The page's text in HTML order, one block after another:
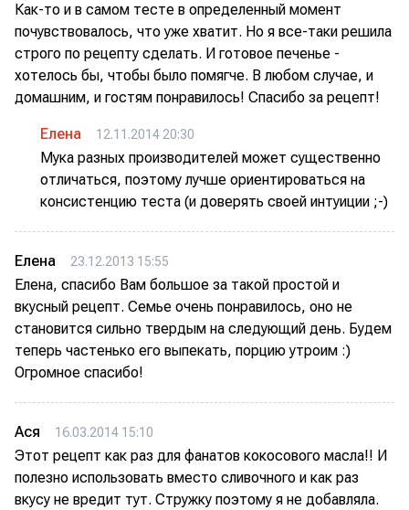
Как-то и в самом тесте в определенный момент
почувствовалось, что уже хватит. Но я все-таки решила
строго по рецепту сделать. И готовое печенье -
хотелось бы, чтобы было помягче. В любом случае, и
домашним, и гостям понравилось! Спасибо за рецепт!
Елена 12.11.2014 20:30
Мука разных производителей может существенно
отличаться, поэтому лучше ориентироваться на
консистенцию теста (и доверять своей интуиции ;-)
Елена 23.12.2013 15:55
Елена, спасибо Вам большое за такой простой и
вкусный рецепт. Семье очень понравилось, оно не
становится сильно твердым на следующий день. Будем
теперь частенько его выпекать, порцию утроим :)
Огромное спасибо!
Ася 16.03.2014 15:10
Этот рецепт как раз для фанатов кокосового масла!! И
полезно использовать вместо сливочного и как раз
вкусу не вредит тут. Стружку поэтому я не добавляла.